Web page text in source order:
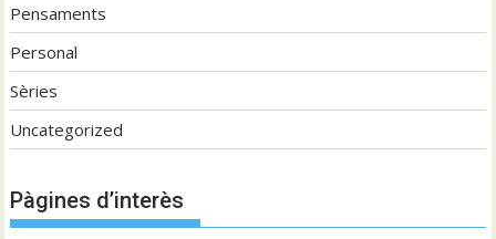
Pensaments
Personal
Sèries
Uncategorized
Pàgines d’interès